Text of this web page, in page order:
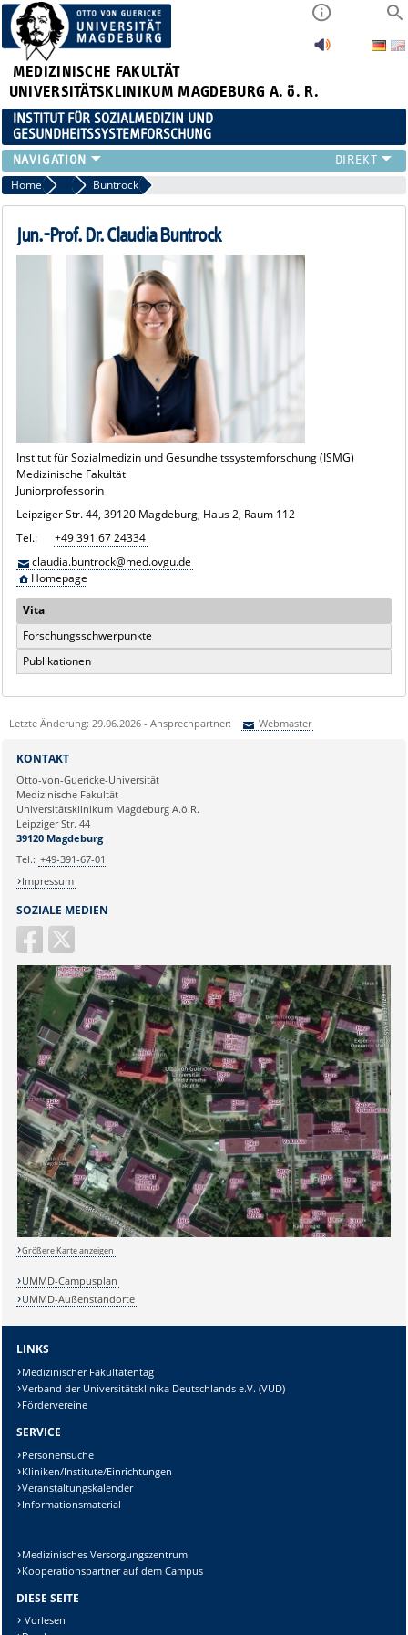
MEDIZINISCHE FAKULTÄT
UNIVERSITÄTSKLINIKUM MAGDEBURG A. ö. R.
INSTITUT FÜR SOZIALMEDIZIN UND
GESUNDHEITSSYSTEMFORSCHUNG
LEHRE
UNSER INSTITUT
TEAM
QUALIFIKATIONSARBEITEN
Home Team Buntrock
Jun.-Prof. Dr. Claudia Buntrock
Institut für Sozialmedizin und Gesundheitssystemforschung (ISMG)
Medizinische Fakultät
Juniorprofessorin
Leipziger Str. 44, 39120 Magdeburg, Haus 2, Raum 112
Tel.:
+49 391 67 24334
claudia.buntrock@med.ovgu.de
Homepage
Vita
Forschungsschwerpunkte
Publikationen
Letzte Änderung: 29.06.2026 - Ansprechpartner: Webmaster
Ihre E-Mailadresse:
Ihr Anliegen:
Sicherheitsabfrage:
Lösung:
SOZIALE MEDIEN
KONTAKT
Otto-von-Guericke-Universität
Medizinische Fakultät
Universitätsklinikum Magdeburg A.ö.R.
Leipziger Str. 44
39120 Magdeburg
Tel.: +49-391-67-01
Impressum
Größere Karte anzeigen
UMMD-Campusplan
UMMD-Außenstandorte
LINKS
Medizinischer Fakultätentag
Verband der Universitätsklinika Deutschlands e.V. (VUD)
Fördervereine
SERVICE
Personensuche
Kliniken/Institute/Einrichtungen
Veranstaltungskalender
Informationsmaterial
Medizinisches Versorgungszentrum
Kooperationspartner auf dem Campus
DIESE SEITE
Vorlesen